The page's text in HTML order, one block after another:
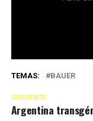
TEMAS: BAUER
SIGUIENTE
Argentina